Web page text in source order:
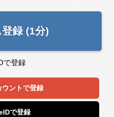
録 (1分)
で登録
ントで登録
で登録